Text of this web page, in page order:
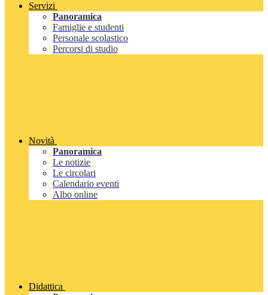
Servizi
Panoramica
Famiglie e studenti
Personale scolastico
Percorsi di studio
Novità
Panoramica
Le notizie
Le circolari
Calendario eventi
Albo online
Didattica